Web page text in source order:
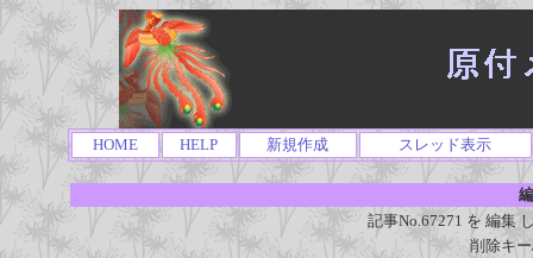
HOME HELP 新規作成 スレッド表示
記事No.67271 を 編集
削除キ